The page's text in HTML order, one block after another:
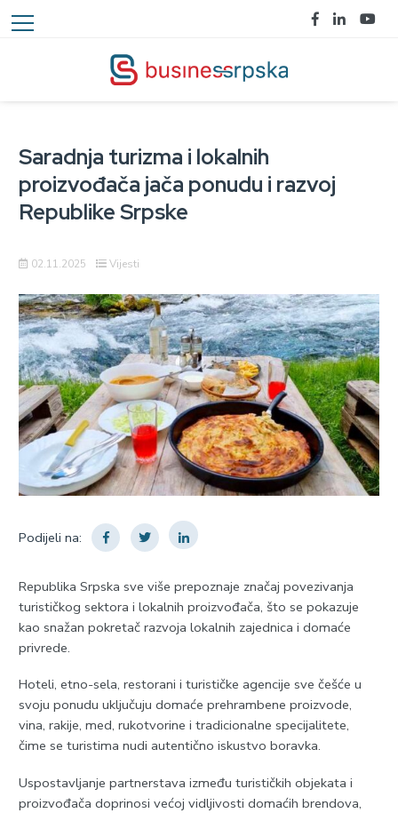
Saradnja turizma i lokalnih
proizvođača jača ponudu i razvoj
Republike Srpske
02.11.2025 Vijesti
Podijeli na:
Republika Srpska sve više prepoznaje značaj povezivanja
turističkog sektora i lokalnih proizvođača, što se pokazuje
kao snažan pokretač razvoja lokalnih zajednica i domaće
privrede.
Hoteli, etno-sela, restorani i turističke agencije sve češće u
svoju ponudu uključuju domaće prehrambene proizvode,
vina, rakije, med, rukotvorine i tradicionalne specijalitete,
čime se turistima nudi autentično iskustvo boravka.
Uspostavljanje partnerstava između turističkih objekata i
proizvođača doprinosi većoj vidljivosti domaćih brendova,